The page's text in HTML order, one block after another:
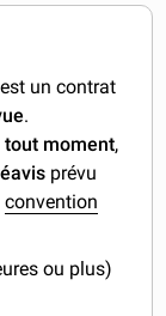
un contrat
.
tout moment,
prévu
convention
ou plus)